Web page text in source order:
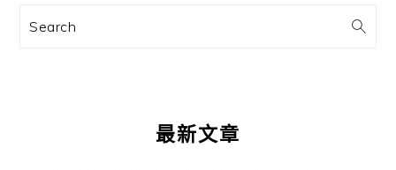
訊
Search
最新文章